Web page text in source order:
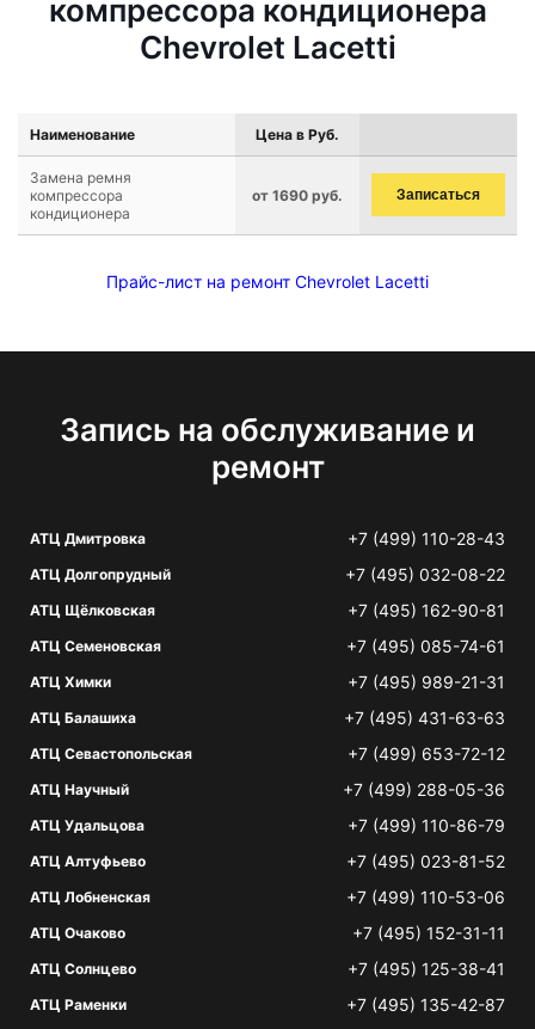
компрессора кондиционера
Chevrolet Lacetti
Наименование Цена в Руб.
Замена ремня
компрессора
кондиционера
от 1690 руб. Записаться
Прайс-лист на ремонт Chevrolet Lacetti
Запись на обслуживание и
ремонт
АТЦ Дмитровка +7 (499) 110-28-43
АТЦ Долгопрудный +7 (495) 032-08-22
АТЦ Щёлковская +7 (495) 162-90-81
АТЦ Семеновская +7 (495) 085-74-61
АТЦ Химки +7 (495) 989-21-31
АТЦ Балашиха +7 (495) 431-63-63
АТЦ Севастопольская +7 (499) 653-72-12
АТЦ Научный +7 (499) 288-05-36
АТЦ Удальцова +7 (499) 110-86-79
АТЦ Алтуфьево +7 (495) 023-81-52
АТЦ Лобненская +7 (499) 110-53-06
АТЦ Очаково +7 (495) 152-31-11
АТЦ Солнцево +7 (495) 125-38-41
АТЦ Раменки +7 (495) 135-42-87